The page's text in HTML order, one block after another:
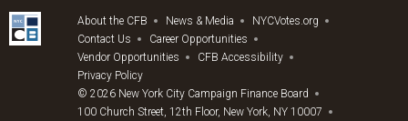
About the CFB News & Media
NYCVotes.org
Contact Us
Career Opportunities
Vendor Opportunities
CFB Accessibility
Privacy Policy
© 2026 New York City Campaign Finance Board
100 Church Street, 12th Floor, New York, NY 10007